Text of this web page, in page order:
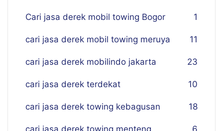
Cari jasa derek mobil towing Bogor 1
cari jasa derek mobil towing meruya 11
cari jasa derek mobilindo jakarta 23
cari jasa derek terdekat 10
cari jasa derek towing kebagusan 18
cari jasa derek towing menteng 6